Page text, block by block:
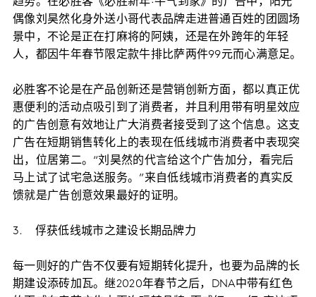
偶像刘昊然化身外送小哥代表品牌走进普通百姓的团圆场
景中，不论是正在打麻将的阿姨，还是在外跨年的年轻
人，都因牛年春节限定款牛排比萨两件99元而心满意足。
必胜客不论是在产品创新还是营销创新方面，都以真正优
惠便利的活动点吸引到了消费者，并且利用带有明星效应
的广告创意有效地让广大消费者接受到了这个信息。这支
广告在短期销售转化上的表现在低线城市消费者中表现突
出，位居第二。“刘昊然的代言给这个广告加分，看完后
马上试了试宅急送服务。”来自低线城市消费者的真实反
馈就是广告创意效果最好的证明。
3. 俘获低线城市之建设长期品牌力
每一则好的广告不仅要有短期转化提升，也要为品牌的长
期建设添砖加瓦。继2020年春节之后，DNA中带有红色